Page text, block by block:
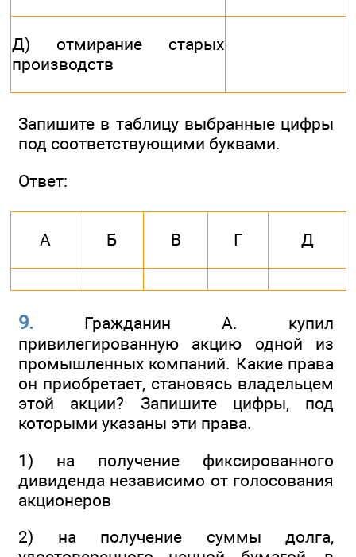
Д) отмирание старых
производств
Запишите в таблицу выбранные цифры
под соответствующими буквами.
Ответ:
А Б В Г Д
9. Гражданин А. купил
привилегированную акцию одной из
промышленных компаний. Какие права
он приобретает, становясь владельцем
этой акции? Запишите цифры, под
которыми указаны эти права.
1) на получение фиксированного
дивиденда независимо от голосования
акционеров
2) на получение суммы долга,